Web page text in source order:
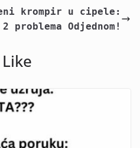
krompir u cipele:
2 problema Odjednom!